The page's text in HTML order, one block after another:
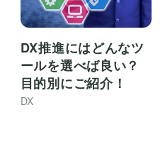
DX推進にはどんなツ
ールを選べば良い？
目的別にご紹介！
DX